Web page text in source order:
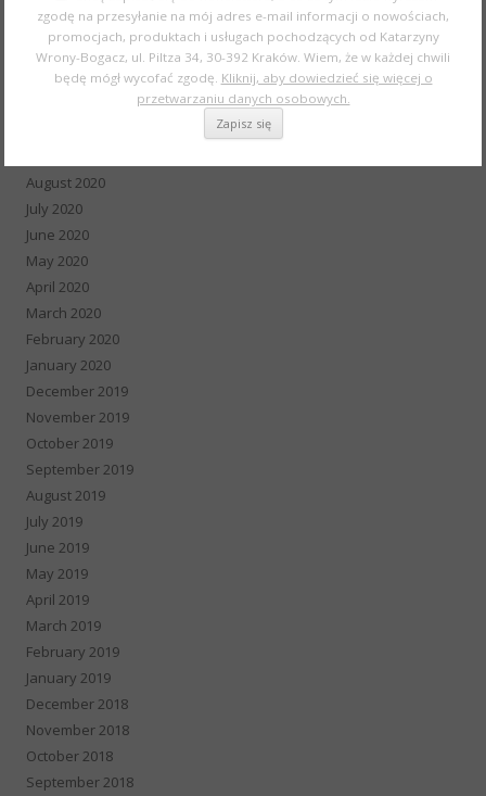
February 2021
January 2021
December 2020
August 2020
July 2020
June 2020
May 2020
April 2020
March 2020
February 2020
January 2020
December 2019
November 2019
October 2019
September 2019
August 2019
July 2019
June 2019
May 2019
April 2019
March 2019
February 2019
January 2019
December 2018
November 2018
October 2018
September 2018
zgodę na przesyłanie na mój adres e-mail informacji o nowościach,
promocjach, produktach i usługach pochodzących od Katarzyny
Wrony-Bogacz, ul. Piltza 34, 30-392 Kraków. Wiem, że w każdej chwili
będę mógł wycofać zgodę. Kliknij, aby dowiedzieć się więcej o
przetwarzaniu danych osobowych.